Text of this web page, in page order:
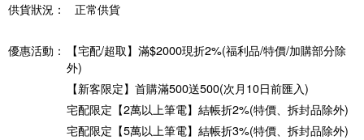
供貨狀況：
正常供貨
優惠活動：
【宅配/超取】滿$2000現折2%(福利品/特價/加購部分除
外)
【新客限定】首購滿500送500(次月10日前匯入)
宅配限定【2萬以上筆電】結帳折2%(特價、拆封品除外)
宅配限定【5萬以上筆電】結帳折3%(特價、拆封品除外)